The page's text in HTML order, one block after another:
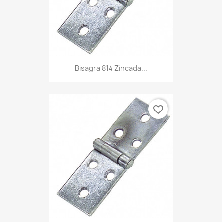
Bisagra 814 Zincada...
favorite_border